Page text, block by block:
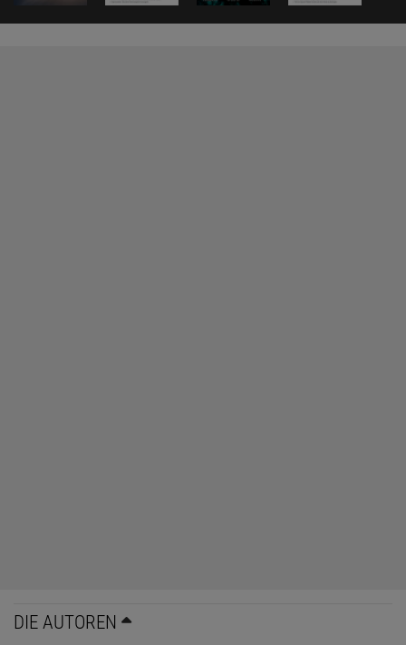
DIE AUTOREN